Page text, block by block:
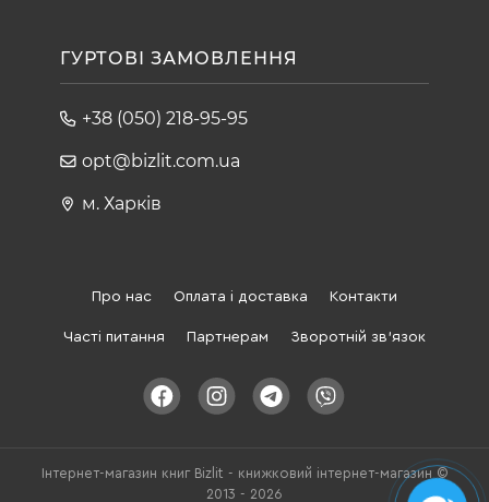
ГУРТОВІ ЗАМОВЛЕННЯ
+38 (050) 218-95-95
opt@bizlit.com.ua
м. Харків
Про нас Оплата і доставка Контакти
Часті питання Партнерам Зворотній зв'язок
Інтернет-магазин книг Bizlit - книжковий інтернет-магазин ©
2013 - 2026